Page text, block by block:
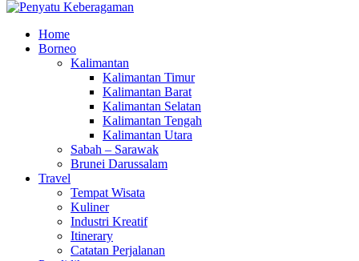
Home
Borneo
Kalimantan
Kalimantan Timur
Kalimantan Barat
Kalimantan Selatan
Kalimantan Tengah
Kalimantan Utara
Sabah – Sarawak
Brunei Darussalam
Travel
Tempat Wisata
Kuliner
Industri Kreatif
Itinerary
Catatan Perjalanan